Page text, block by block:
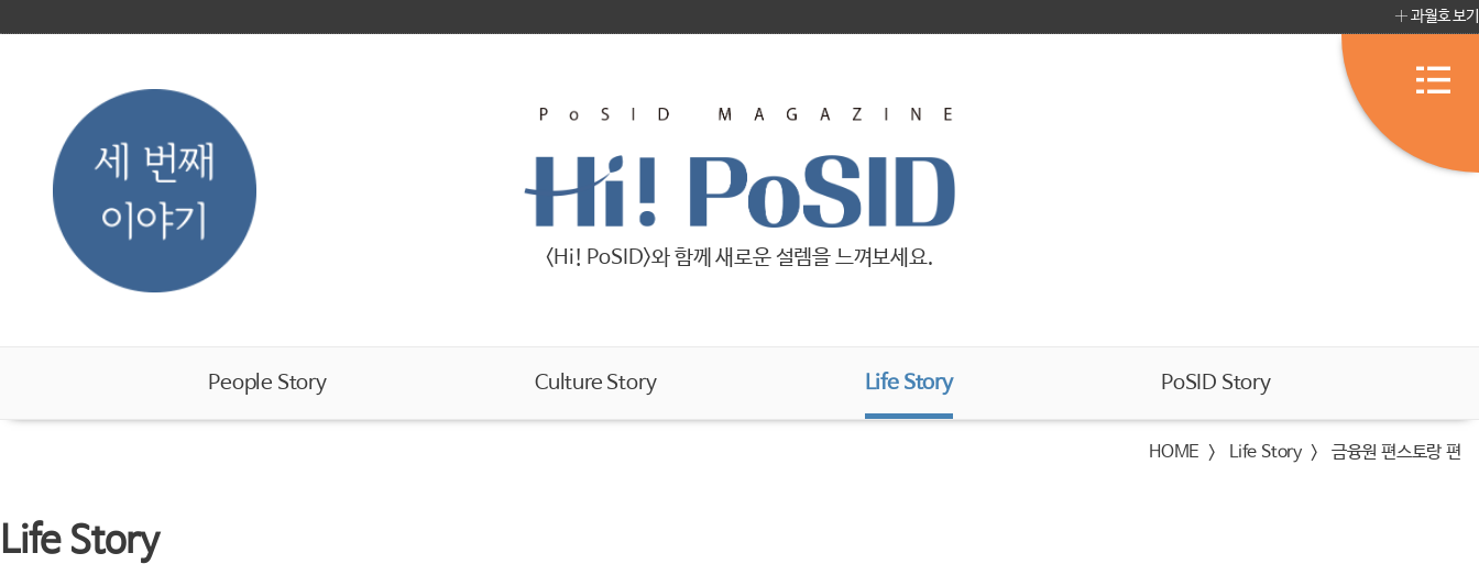
과월호 보기
<Hi! PoSID>와 함께 새로운 설렘을 느껴보세요.
People Story Culture Story Life Story PoSID Story
HOME Life Story 금융원 편스토랑 편
Life Story